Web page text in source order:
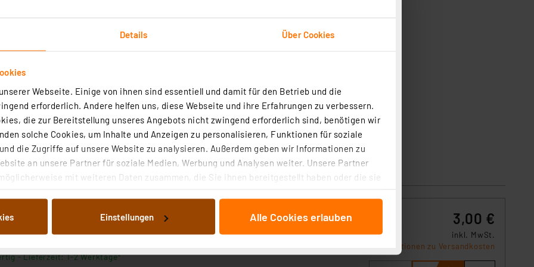
Details Über Cookies
Webseite. Einige von ihnen sind essentiell und damit für den Betrieb und die
erforderlich. Andere helfen uns, diese Webseite und ihre Erfahrungen zu verbessern.
die zur Bereitstellung unseres Angebots nicht zwingend erforderlich sind, benötigen wir
solche Cookies, um Inhalte und Anzeigen zu personalisieren, Funktionen für soziale
die Zugriffe auf unsere Website zu analysieren. Außerdem geben wir Informationen zu
an unsere Partner für soziale Medien, Werbung und Analysen weiter. Unsere Partner
mit weiteren Daten zusammen, die Sie ihnen bereitgestellt haben oder die sie
dargestellten bzw. die von Ihnen ausgewählten Verarbeitungszwecke (Art. 6
Auflistung der einzelnen Cookies nach Zweck und Anbieter ist durch Klick auf den
Ihre erteilte Zustimmung können Sie jederzeit unter dem Link „Cookie Einstellungen“
Einstellungen Alle Cookies erlauben
KVR M25-MGM
- Lieferzeit: 1-2 Werktage²
3,00 €
inkl. MwSt.
Informationen zu Versandkosten